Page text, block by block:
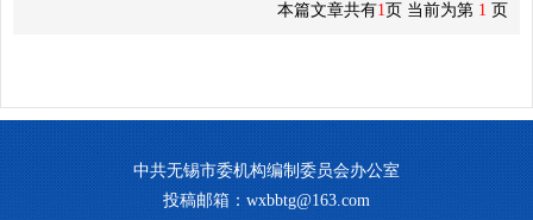
本篇文章共有1页 当前为第 1 页
中共无锡市委机构编制委员会办公室
投稿邮箱：wxbbtg@163.com